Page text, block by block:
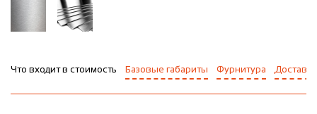
Что входит в стоимость Базовые габариты Фурнитура Доставка